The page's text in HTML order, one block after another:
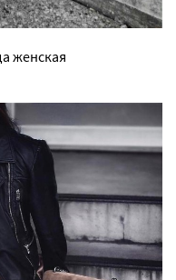
женская